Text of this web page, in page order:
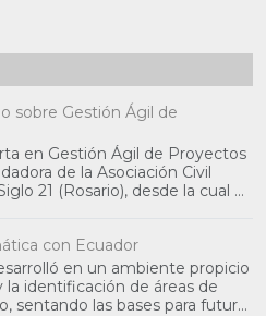
sobre Gestión Ágil de
en Gestión Ágil de Proyectos
de la Asociación Civil
21 (Rosario), desde la cual ha
con Ecuador
en un ambiente propicio
la identificación de áreas de
sentando las bases para futuras